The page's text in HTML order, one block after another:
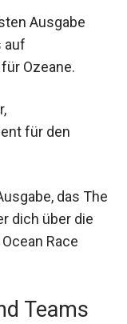
Ausgabe
auf
Ozeane.
für den
das The
dich über die
Race
Teams